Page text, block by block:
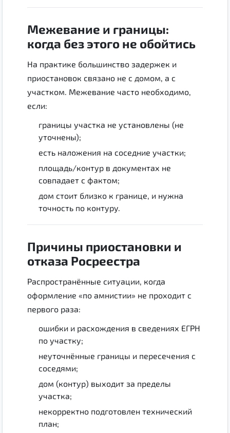
Межевание и границы:
когда без этого не обойтись
На практике большинство задержек и
приостановок связано не с домом, а с
участком. Межевание часто необходимо,
если:
границы участка не установлены (не
уточнены);
есть наложения на соседние участки;
площадь/контур в документах не
совпадает с фактом;
дом стоит близко к границе, и нужна
точность по контуру.
Причины приостановки и
отказа Росреестра
Распространённые ситуации, когда
оформление «по амнистии» не проходит с
первого раза:
ошибки и расхождения в сведениях ЕГРН
по участку;
неуточнённые границы и пересечения с
соседями;
дом (контур) выходит за пределы
участка;
некорректно подготовлен технический
план;